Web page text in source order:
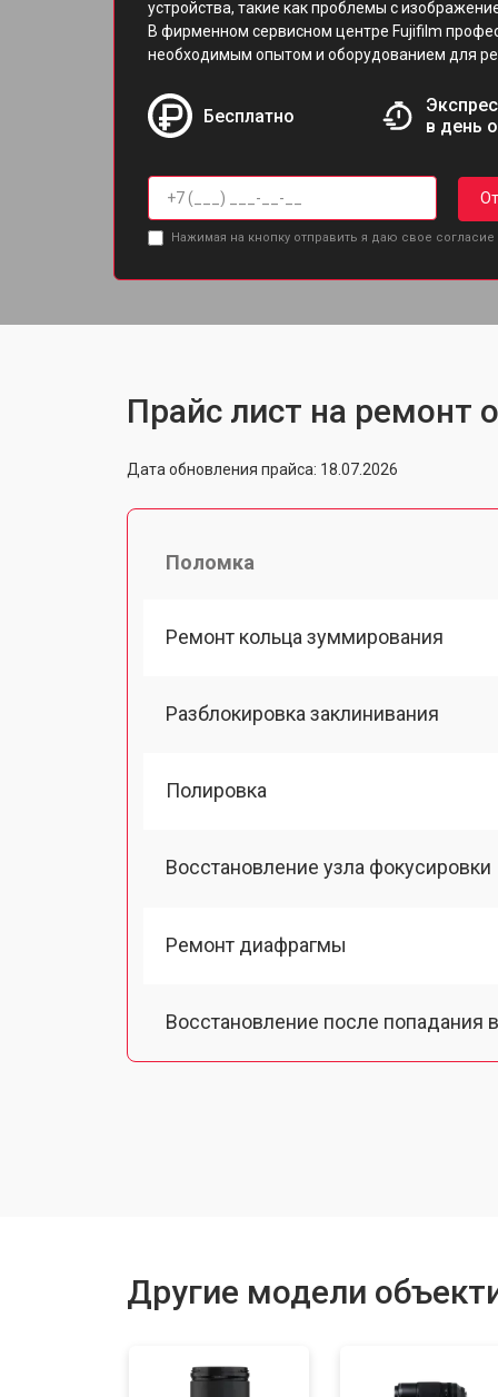
устройства, такие как проблемы с
В фирменном сервисном центре Fujifilm
необходимым опытом и оборудованием для
Бесплатно
в день
Нажимая на кнопку отправить я даю свое
Прайс лист на ремонт
Дата обновления прайса: 18.07.2026
Поломка
Ремонт кольца зуммирования
Разблокировка заклинивания
Полировка
Восстановление узла фокусировки
Ремонт диафрагмы
Восстановление после попадания
Другие модели